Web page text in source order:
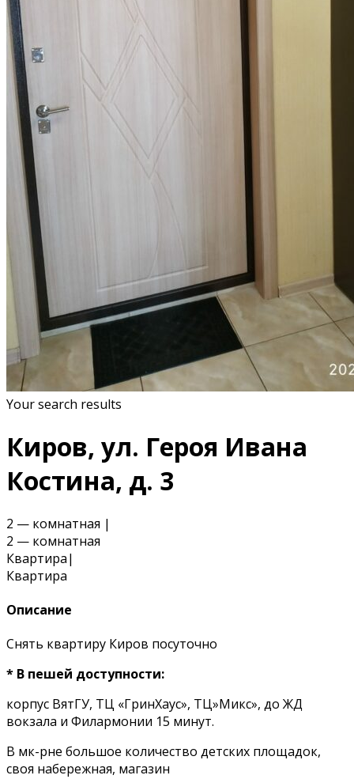
Your search results
Киров, ул. Героя Ивана
Костина, д. 3
2 — комнатная |
2 — комнатная
Квартира|
Квартира
Описание
Снять квартиру Киров посуточно
* В пешей доступности:
корпус ВятГУ, ТЦ «ГринХаус», ТЦ»Микс», до ЖД
вокзала и Филармонии 15 минут.
В мк-рне большое количество детских площадок,
своя набережная, магазин